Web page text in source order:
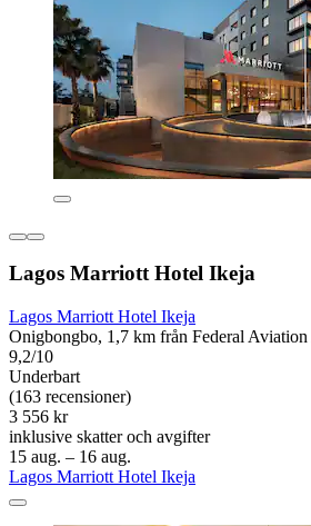
Lagos Marriott Hotel Ikeja
Lagos Marriott Hotel Ikeja
Onigbongbo, 1,7 km från Federal
9,2/10
Underbart
(163 recensioner)
3 556 kr
inklusive skatter och avgifter
15 aug. – 16 aug.
Lagos Marriott Hotel Ikeja